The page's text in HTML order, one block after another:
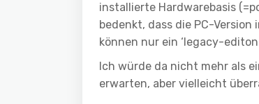
installierte Hardwarebasis
bedenkt, dass die PC-
können nur ein ‘legacy-
Ich würde da nicht mehr als
erwarten, aber vielleicht